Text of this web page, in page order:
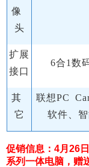
像
头
扩展
接口
6合1数
其
它
联想PC
软件、
促销信息：4月26
系列一体电脑，赠